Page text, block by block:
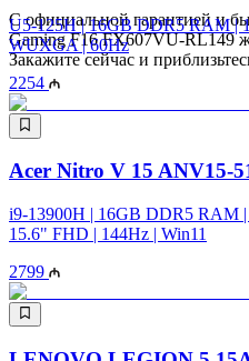
С официальной гарантией и
Gaming F16 FX607VU-RL149
Закажите сейчас и
U5-125H | 16GB DDR5 RAM |
WUXGA | 60Hz
2254
Acer Nitro V 15 ANV15-
i9-13900H | 16GB DDR5 RAM
15.6" FHD | 144Hz | Win11
2799